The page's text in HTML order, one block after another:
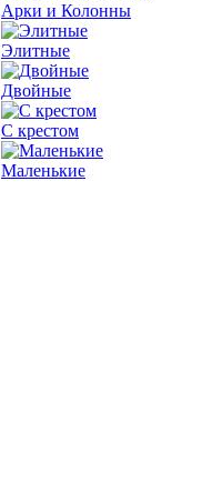
Арки и Колонны
Элитные
Двойные
С крестом
Маленькие